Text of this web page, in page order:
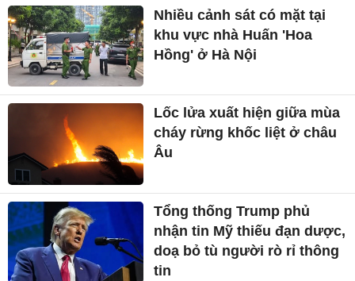
Nhiều cảnh sát có mặt tại
khu vực nhà Huấn 'Hoa
Hồng' ở Hà Nội
Lốc lửa xuất hiện giữa mùa
cháy rừng khốc liệt ở châu
Âu
Tổng thống Trump phủ
nhận tin Mỹ thiếu đạn dược,
doạ bỏ tù người rò rỉ thông
tin